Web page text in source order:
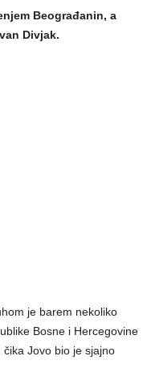
Beograđanin, a
Divjak.
je barem nekoliko
Bosne i Hercegovine
Jovo bio je sjajno